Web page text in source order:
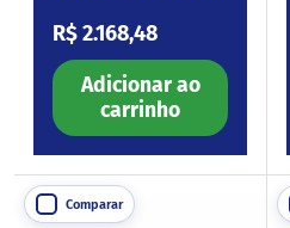
Preço normal
R$ 2.168,48
Adicionar ao
carrinho
Comparar